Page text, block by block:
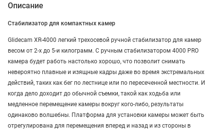
Описание
Стабилизатор для компактных камер
Glidecam XR-4000 легкий трехосевой ручной стабилизатор для камер
весом от 2-х до 5-и килограмм. С ручным стабилизатором 4000 PRO
камера будет работь настолько хорошо, что позволит снимать
невероятно плавные и изящные кадры даже во время экстремальных
действий, таких как бег по лестнице или по пересеченной местности. И
когда дело доходит до обычной съемки, такой как ходьба или
медленное перемещение камеры вокруг кого-либо, результаты
одинаково волшебны. Платформа для установки камеры может быть
отрегулирована для перемещения вперед и назад и из стороны в